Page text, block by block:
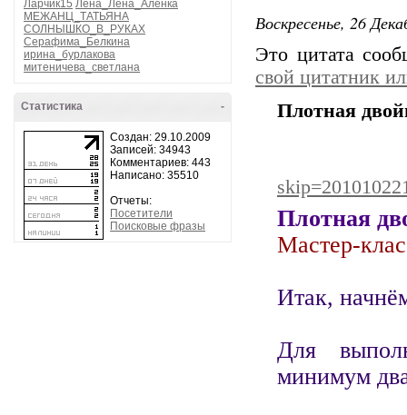
Ларчик15 Лена_Лена_Аленка
МЕЖАНЦ_ТАТЬЯНА
СОЛНЫШКО_В_РУКАХ
Серафима_Белкина
ирина_бурлакова
митеничева_светлана
-
Статистика
Создан: 29.10.2009
Записей: 34943
Комментариев: 443
Написано: 35510
Отчеты:
Посетители
Поисковые фразы
Воскресенье, 26
Это цитата
свой цитатник
Плотная
Плотная
Мастер-
Итак,
Для
минимум